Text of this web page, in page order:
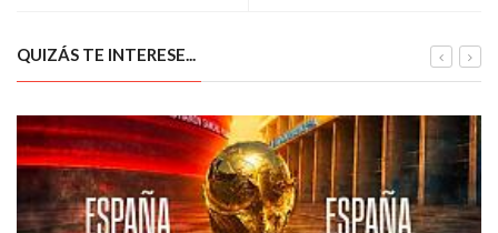
QUIZÁS TE INTERESE...